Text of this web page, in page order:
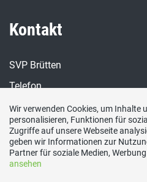
Kontakt
SVP Brütten
Telefon
E-Mail
info@svp-bruetten.ch
Wir verwenden Cookies, um Inhalte
personalisieren, Funktionen für
Zugriffe auf unsere Webseite
geben wir Informationen zur
Partner für soziale Medien,
ansehen